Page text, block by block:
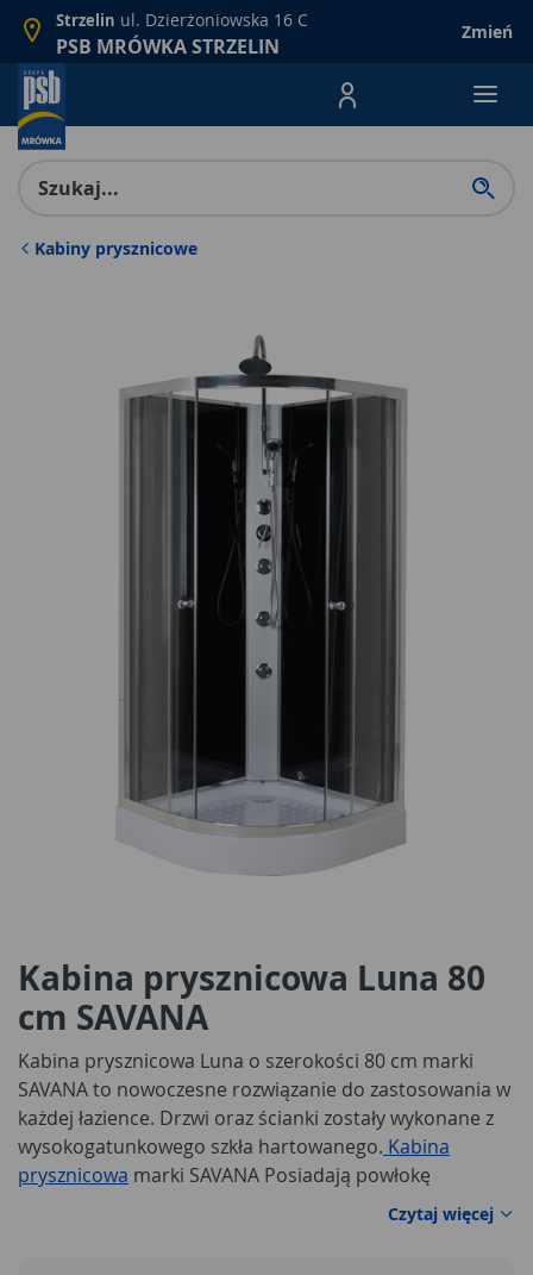
Strzelin ul. Dzierżoniowska 16 C
PSB MRÓWKA STRZELIN
Zmień
Menu Produktów,
Kabiny prysznicowe
Kabina prysznicowa Luna 80
cm SAVANA
Kabina prysznicowa Luna o szerokości 80 cm marki
SAVANA to nowoczesne rozwiązanie do zastosowania w
każdej łazience. Drzwi oraz ścianki zostały wykonane z
wysokogatunkowego szkła hartowanego. Kabina
prysznicowa marki SAVANA Posiadają powłokę
ochronną, które dzięki specjalnej fazie produkcji są
trwałe i łatwe w utrzymaniu czystości. Wszystkie
Czytaj więcej